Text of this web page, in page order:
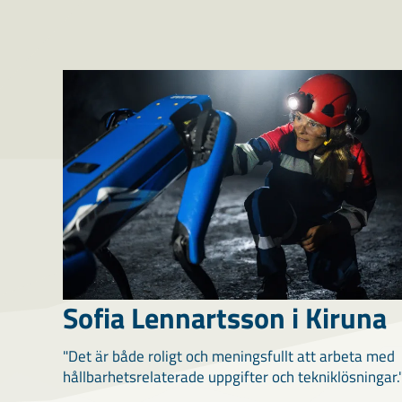
Sofia Lennartsson i Kiruna
"Det är både roligt och meningsfullt att arbeta med
hållbarhetsrelaterade uppgifter och